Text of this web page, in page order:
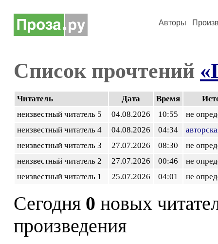
Авторы
Список прочтений
Читатель Дата Время
неизвестный читатель 5
04.08.2026 10:55
не
неизвестный читатель 4
04.08.2026 04:34
неизвестный читатель 3
27.07.2026 08:30
не
неизвестный читатель 2
27.07.2026 00:46
не
неизвестный читатель 1
25.07.2026 04:01 не
Сегодня 0 новых
произведения